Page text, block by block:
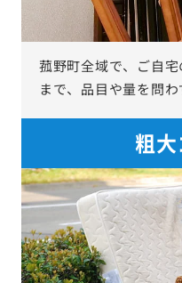
菰野町全域で、ご自
まで、品目や量を問わ
粗